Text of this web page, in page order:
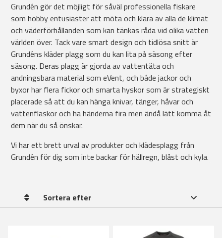
Grundén gör det möjligt för såväl professionella fiskare
som hobby entusiaster att möta och klara av alla de klimat
och väderförhållanden som kan tänkas råda vid olika vatten
världen över. Tack vare smart design och tidlösa snitt är
Grundéns kläder plagg som du kan lita på säsong efter
säsong. Deras plagg är gjorda av vattentäta och
andningsbara material som eVent, och både jackor och
byxor har flera fickor och smarta hyskor som är strategiskt
placerade så att du kan hänga knivar, tänger, håvar och
vattenflaskor och ha händerna fira men ändå lätt komma åt
dem när du så önskar.
Vi har ett brett urval av produkter och klädesplagg från
Grundén för dig som inte backar för hällregn, blåst och kyla.
Sortera efter